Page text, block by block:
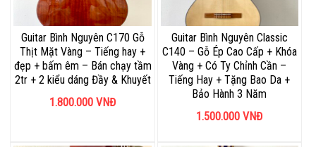
Guitar Bình Nguyên C170 Gỗ
Thịt Mặt Vàng – Tiếng hay +
đẹp + bấm êm – Bán chạy tầm
2tr + 2 kiểu dáng Đầy & Khuyết
1.800.000 VNĐ
Guitar Bình Nguyên Classic
C140 – Gỗ Ép Cao Cấp + Khóa
Vàng + Có Ty Chỉnh Cần –
Tiếng Hay + Tặng Bao Da +
Bảo Hành 3 Năm
1.500.000 VNĐ